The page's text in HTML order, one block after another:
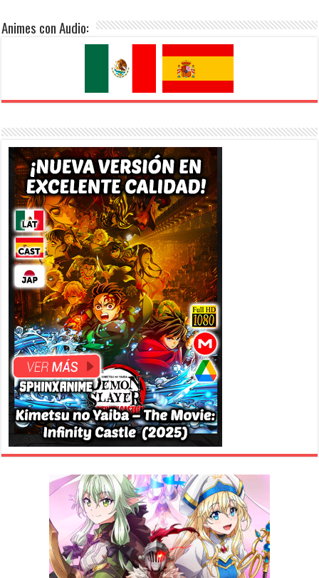
Animes con Audio: